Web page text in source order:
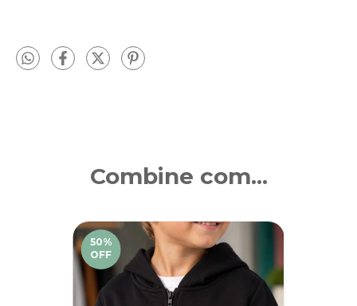
Combine com...
50%
OFF